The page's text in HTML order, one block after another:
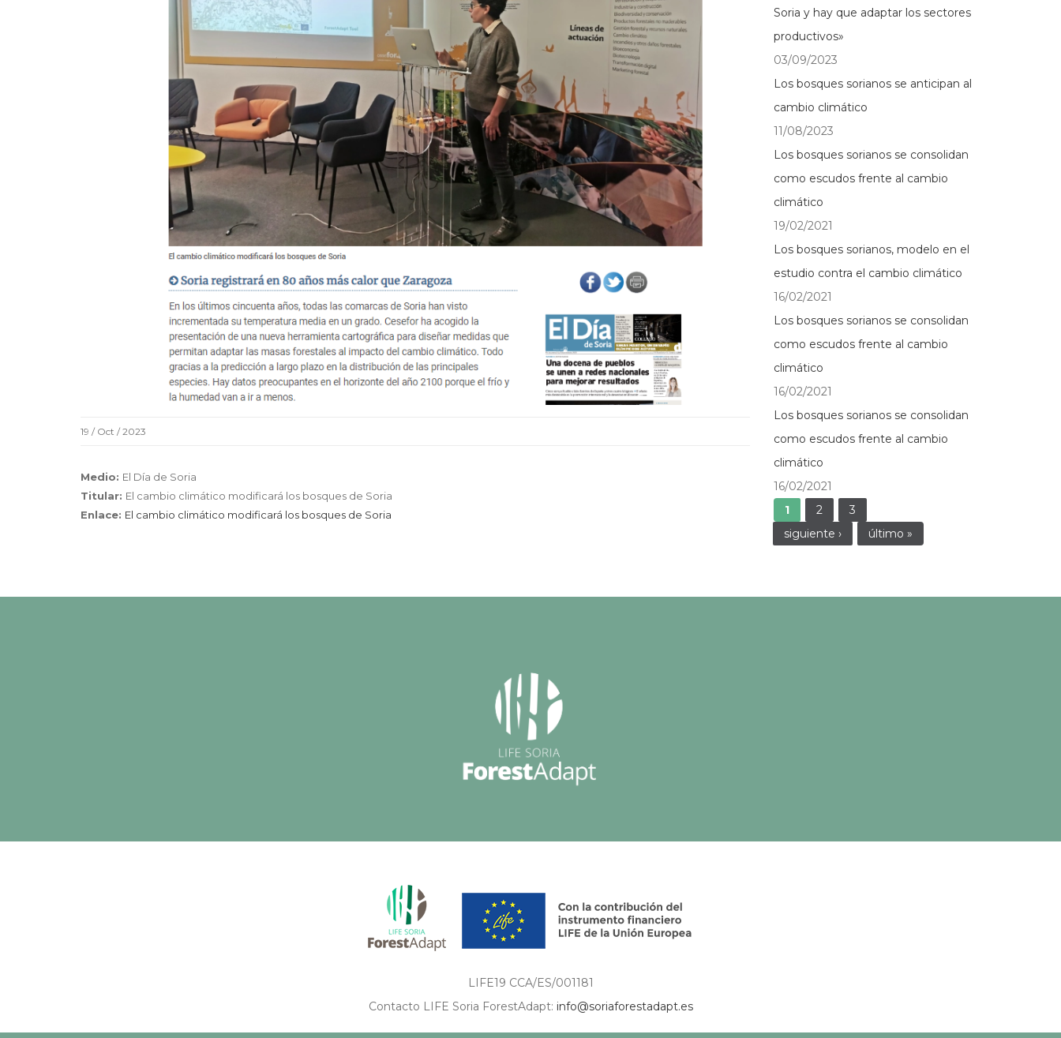
19 / Oct / 2023
Medio: El Día de Soria
Titular: El cambio climático modificará los bosques de Soria
Enlace: El cambio climático modificará los bosques de Soria
Soria y hay que adaptar los sectores
productivos»
03/09/2023
Los bosques sorianos se anticipan al
cambio climático
11/08/2023
Los bosques sorianos se consolidan
como escudos frente al cambio
climático
19/02/2021
Los bosques sorianos, modelo en el
estudio contra el cambio climático
16/02/2021
Los bosques sorianos se consolidan
como escudos frente al cambio
climático
16/02/2021
Los bosques sorianos se consolidan
como escudos frente al cambio
climático
16/02/2021
Páginas
1 2
3
siguiente ›
último »
LIFE19 CCA/ES/001181
Contacto LIFE Soria ForestAdapt: info@soriaforestadapt.es